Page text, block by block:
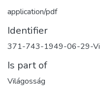
application/pdf
Identifier
371-743-1949-06-29-
Is part of
Világosság